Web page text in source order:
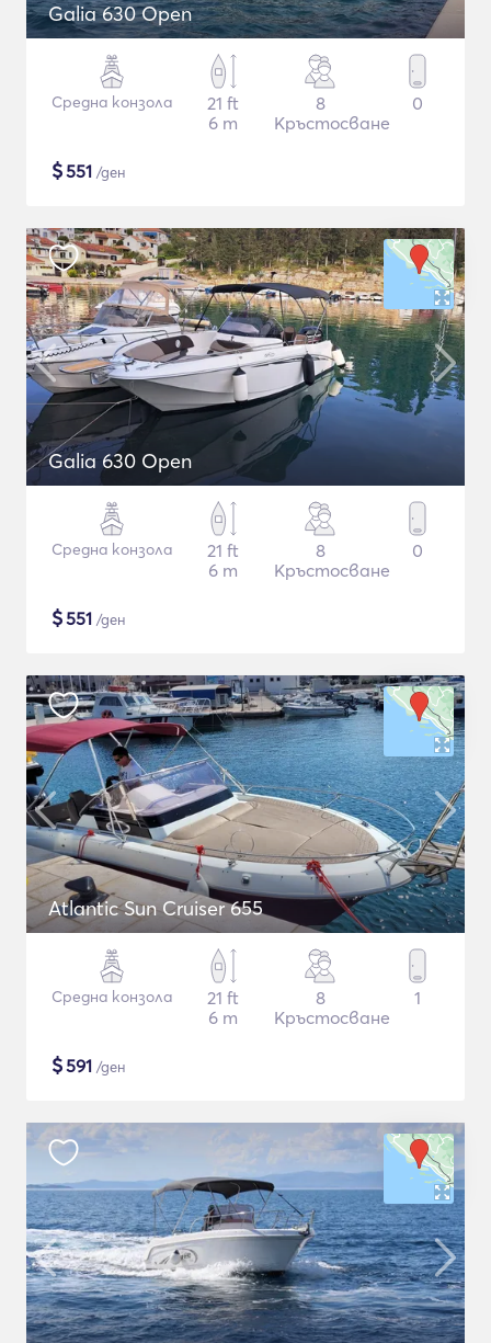
Galia 630 Open
Средна конзола
21 ft
6 m
8
Кръстосване
0
$551 /ден
Galia 630 Open
Средна конзола
21 ft
6 m
8
Кръстосване
0
$551 /ден
Atlantic Sun Cruiser 655
Средна конзола
21 ft
6 m
8
Кръстосване
1
$591 /ден